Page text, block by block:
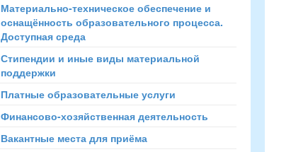
Материально-техническое обеспечение и
оснащённость образовательного процесса.
Доступная среда
Стипендии и иные виды материальной
поддержки
Платные образовательные услуги
Финансово-хозяйственная деятельность
Вакантные места для приёма